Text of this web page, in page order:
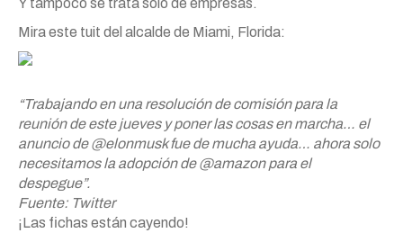
Y tampoco se trata solo de empresas.
Mira este tuit del alcalde de Miami, Florida:
“Trabajando en una resolución de comisión para la
reunión de este jueves y poner las cosas en marcha… el
anuncio de @elonmusk fue de mucha ayuda… ahora solo
necesitamos la adopción de @amazon para el
despegue”.
Fuente: Twitter
¡Las fichas están cayendo!